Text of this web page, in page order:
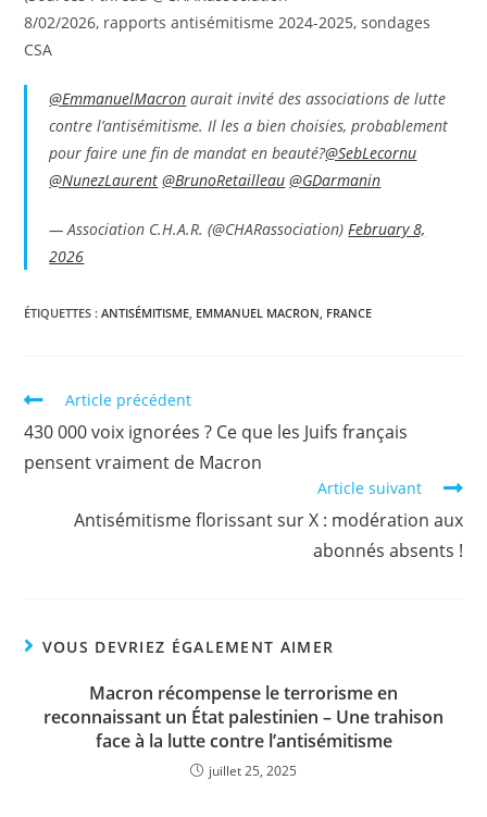
8/02/2026, rapports antisémitisme 2024-2025, sondages
CSA
@EmmanuelMacron aurait invité des associations de lutte
contre l’antisémitisme. Il les a bien choisies, probablement
pour faire une fin de mandat en beauté?@SebLecornu
@NunezLaurent @BrunoRetailleau @GDarmanin
— Association C.H.A.R. (@CHARassociation)February 8,
2026
ÉTIQUETTES :ANTISÉMITISME, EMMANUEL MACRON, FRANCE
Article précédent
430 000 voix ignorées ? Ce que les Juifs français
pensent vraiment de Macron
Article suivant
Antisémitisme florissant sur X : modération aux
abonnés absents !
VOUS DEVRIEZ ÉGALEMENT AIMER
Macron récompense le terrorisme en
reconnaissant un État palestinien – Une trahison
face à la lutte contre l’antisémitisme
juillet 25, 2025